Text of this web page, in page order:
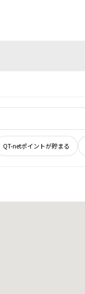
QT-netポイントが貯まる